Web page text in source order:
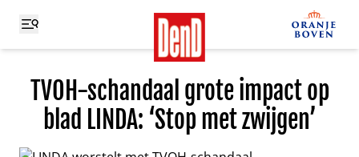
TVOH-schandaal grote impact op
blad LINDA: ‘Stop met zwijgen’